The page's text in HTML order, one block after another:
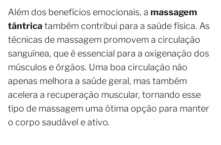
Além dos benefícios emocionais, a massagem
tântricatambém contribui para a saúde física. As
técnicas de massagem promovem a circulação
sanguínea, que é essencial para a oxigenação dos
músculos e órgãos. Uma boa circulação não
apenas melhora a saúde geral, mas também
acelera a recuperação muscular, tornando esse
tipo de massagem uma ótima opção para manter
o corpo saudável e ativo.